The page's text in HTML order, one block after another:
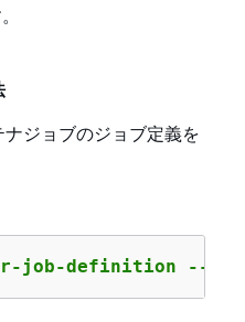
ジョブのジョブ定義を
job-definition --